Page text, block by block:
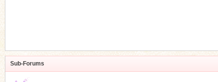
Sub-Forums